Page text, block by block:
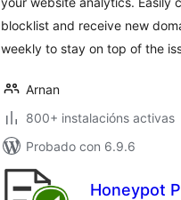
blocklist and receive new
weekly to stay on top of the
Arnan
800+ instalacións activas
Probado con 6.9.6
Honeypot